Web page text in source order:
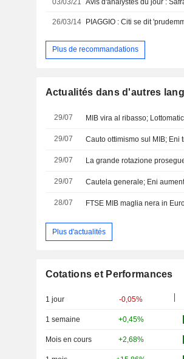
26/03/14 PIAGGIO : Citi se dit
Plus de recommandations
Actualités dans d'autres
29/07 MIB vira al ribasso;
29/07 Cauto ottimismo sul MIB; Eni
29/07 La grande rotazione
29/07 Cautela generale; Eni
28/07 FTSE MIB maglia nera in
Plus d'actualités
Cotations et Performances
1 jour -0,05%
1 semaine +0,45%
Mois en cours +2,68%